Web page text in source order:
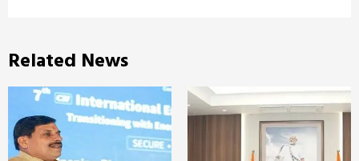
Related News